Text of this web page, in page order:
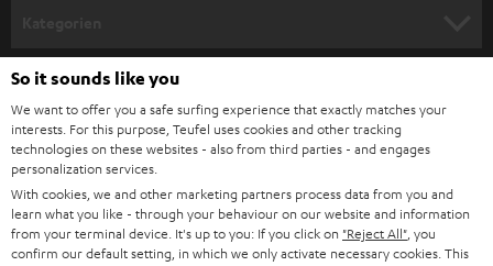
e
l
d
u
n
g
HEIMKINO
HEIMKINO-KOMPLETTANLAGEN
SOUNDBARS
STEREO
Unternehmen
SUPPORT
PRESSE & MARKETING
Teufel Onlineshops
DEUTSCHLAND
ÖSTERREICH
So it sounds like you
We want to offer you a safe surfing experience that exactly matches your
interests. For this purpose, Teufel uses cookies and other tracking
technologies on these websites - also from third parties - and engages
personalization services.
With cookies, we and other marketing partners process data from you and
learn what you like - through your behaviour on our website and information
from your terminal device. It's up to you: If you click on "Reject All" , you
confirm our default setting, in which we only activate necessary cookies. This